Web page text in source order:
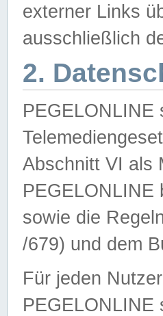
externer Links
ausschließlich
2.
PEGELONLINE
Abschnitt VI als
PEGELONLINE
sowie die
/679) und dem
Für jeden
PEGELONLINE